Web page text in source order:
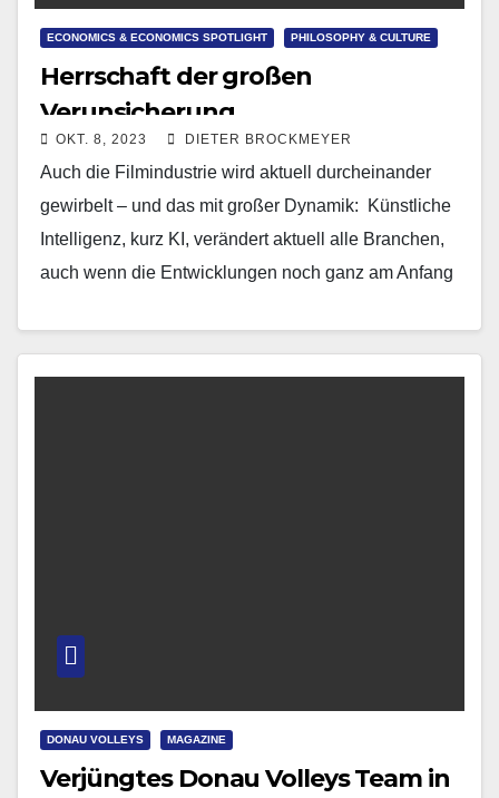
ECONOMICS & ECONOMICS SPOTLIGHT PHILOSOPHY & CULTURE
Herrschaft der großen
Verunsicherung
OKT. 8, 2023 DIETER BROCKMEYER
Auch die Filmindustrie wird aktuell durcheinander
gewirbelt – und das mit großer Dynamik: Künstliche
Intelligenz, kurz KI, verändert aktuell alle Branchen,
auch wenn die Entwicklungen noch ganz am Anfang
DONAU VOLLEYS MAGAZINE
Verjüngtes Donau Volleys Team in